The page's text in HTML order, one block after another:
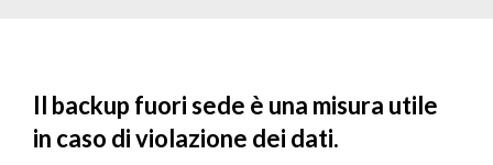
Il backup fuori sede è una misura utile
in caso di violazione dei dati.